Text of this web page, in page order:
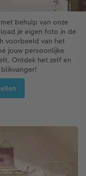
behulp van onze
je eigen foto in de
voorbeeld van het
jouw persoonlijke
Ontdek het zelf en